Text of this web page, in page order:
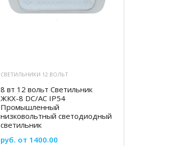
СВЕТИЛЬНИКИ 12 ВОЛЬТ
8 вт 12 вольт Светильник
ЖКХ-8 DC/AC IP54
Промышленный
низковольтный светодиодный
светильник
руб. от 1400.00